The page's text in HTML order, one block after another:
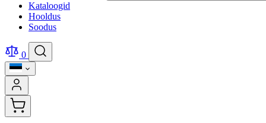
Kataloogid
Hooldus
Soodus
0